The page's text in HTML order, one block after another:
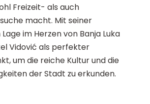
Freizeit- als auch
macht. Mit seiner
im Herzen von Banja Luka
Vidović als perfekter
um die reiche Kultur und die
der Stadt zu erkunden.